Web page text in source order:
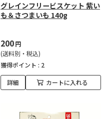
グレインフリービスケット 紫い
も＆さつまいも 140g
200円
(送料別・税込)
獲得ポイント : 2
詳細 カートに入れる